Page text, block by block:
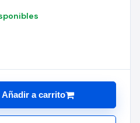
Añadir a carrito